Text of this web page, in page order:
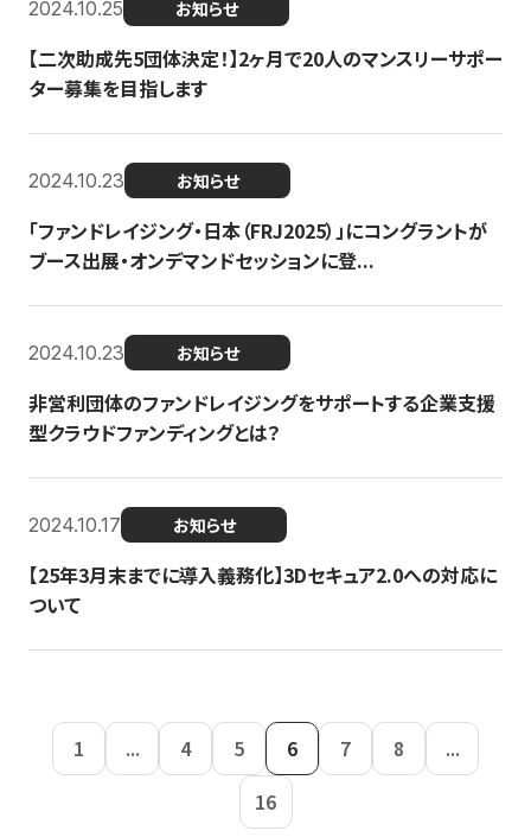
2024.10.25 お知らせ
【二次助成先5団体決定！】2ヶ月で20人のマンスリーサポー
ター募集を目指します
2024.10.23 お知らせ
「ファンドレイジング・日本（FRJ2025）」にコングラントが
ブース出展・オンデマンドセッションに登...
2024.10.23 お知らせ
非営利団体のファンドレイジングをサポートする企業支援
型クラウドファンディングとは？
2024.10.17 お知らせ
【25年3月末までに導入義務化】3Dセキュア2.0への対応に
ついて
1 ... 4 5 6 7 8
...
16